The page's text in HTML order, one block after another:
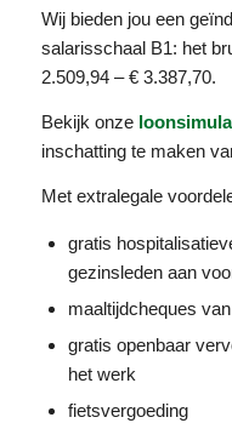
Wij bieden jou een
salarisschaal B1: het
2.509,94 – € 3.387,70.
Bekijk onze
inschatting te maken
Met extralegale
gratis
gezinsleden aan
maaltijdcheques
gratis openbaar
het werk
fietsvergoeding